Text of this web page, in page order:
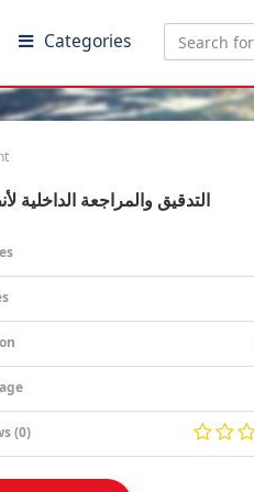
Categories
التدقيق والمراجعة الداخلية
(0)